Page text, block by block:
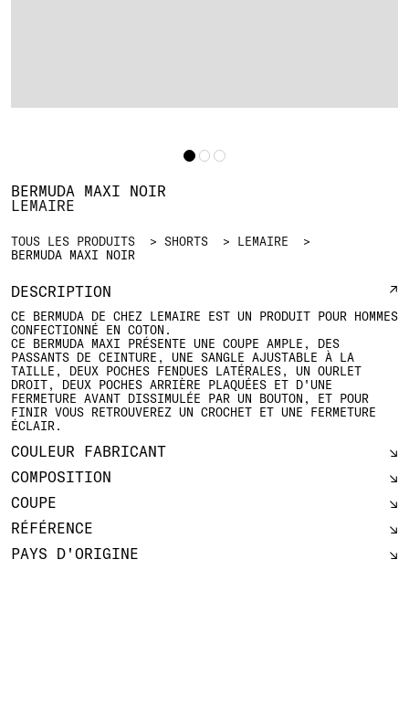
TOUS LES PRODUITS SHORTS
LEMAIRE
BERMUDA MAXI NOIR
BERMUDA MAXI NOIR
LEMAIRE
DESCRIPTION
CE BERMUDA DE CHEZ LEMAIRE EST UN PRODUIT POUR HOMMES
CONFECTIONNÉ EN COTON.
CE BERMUDA MAXI PRÉSENTE UNE COUPE AMPLE, DES
PASSANTS DE CEINTURE, UNE SANGLE AJUSTABLE À LA
TAILLE, DEUX POCHES FENDUES LATÉRALES, UN OURLET
DROIT, DEUX POCHES ARRIÈRE PLAQUÉES ET D'UNE
FERMETURE AVANT DISSIMULÉE PAR UN BOUTON, ET POUR
FINIR VOUS RETROUVEREZ UN CROCHET ET UNE FERMETURE
ÉCLAIR.
COULEUR FABRICANT
COMPOSITION
COUPE
RÉFÉRENCE
PAYS D'ORIGINE